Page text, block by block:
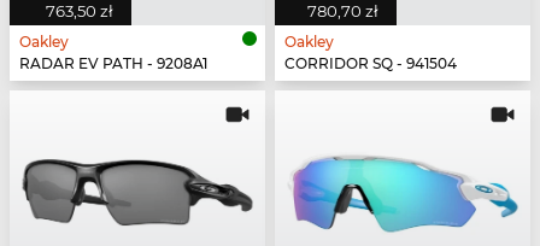
763,50 zł
Oakley
RADAR EV PATH - 9208A1
780,70 zł
Oakley
CORRIDOR SQ - 941504